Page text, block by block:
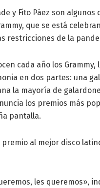
y Fito Páez son algunos
que se está
restricciones de la
cada año los Grammy,
en dos partes: una
la mayoría de
los premios más
pantalla.
premio al mejor disco
les queremos»,